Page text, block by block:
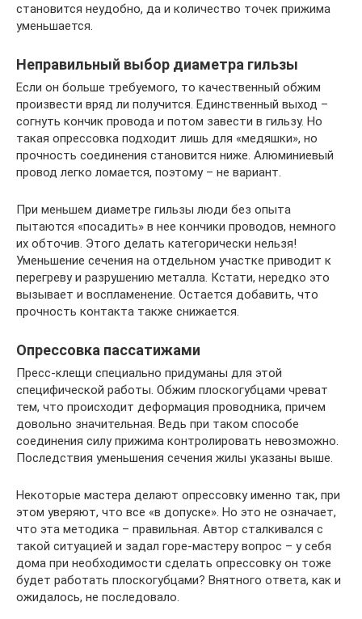
становится неудобно, да и количество точек прижима
уменьшается.
Неправильный выбор диаметра гильзы
Если он больше требуемого, то качественный обжим
произвести вряд ли получится. Единственный выход –
согнуть кончик провода и потом завести в гильзу. Но
такая опрессовка подходит лишь для «медяшки», но
прочность соединения становится ниже. Алюминиевый
провод легко ломается, поэтому – не вариант.
При меньшем диаметре гильзы люди без опыта
пытаются «посадить» в нее кончики проводов, немного
их обточив. Этого делать категорически нельзя!
Уменьшение сечения на отдельном участке приводит к
перегреву и разрушению металла. Кстати, нередко это
вызывает и воспламенение. Остается добавить, что
прочность контакта также снижается.
Опрессовка пассатижами
Пресс-клещи специально придуманы для этой
специфической работы. Обжим плоскогубцами чреват
тем, что происходит деформация проводника, причем
довольно значительная. Ведь при таком способе
соединения силу прижима контролировать невозможно.
Последствия уменьшения сечения жилы указаны выше.
Некоторые мастера делают опрессовку именно так, при
этом уверяют, что все «в допуске». Но это не означает,
что эта методика – правильная. Автор сталкивался с
такой ситуацией и задал горе-мастеру вопрос – у себя
дома при необходимости сделать опрессовку он тоже
будет работать плоскогубцами? Внятного ответа, как и
ожидалось, не последовало.